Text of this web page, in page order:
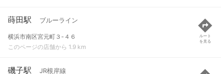
蒔田駅 ブルーライン
横浜市南区宮元町３-４６
このページの店舗から 1.9 km
ルート
を見る
磯子駅 JR根岸線